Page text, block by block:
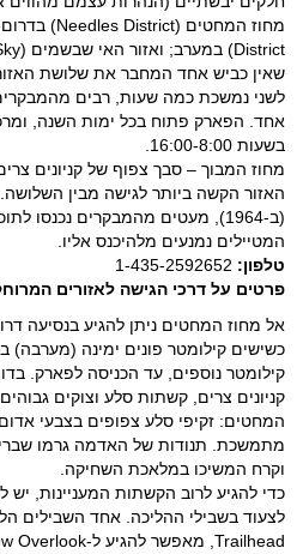
שאין כביש אחד המחבר את שלושת
לשני נמשכת כמה שעות, רבים
אחד. הפארק פתוח בכל ימות השנה,
בשעות 16:00-8:00.
מחוז המבוך – סבך צפוף של קניונים
האזור הקשה ביותר לגישה מבין
(ב-1964), מעטים מהמבקרים נכנסו
המטיילים נמנעים מלהיכנס אליו.
טלפון:
פרטים על דרכי הגישה לאזורים
קילומטר נוספים, עד הכניסה לפארק.
קניונים צרים, קשתות סלע וצוקים
המחטים: זקיפי סלע צפופים בצבעי
מתמשכת. תנודות של האדמה גרמו
וקרח המשיכו במלאכת השחיקה.